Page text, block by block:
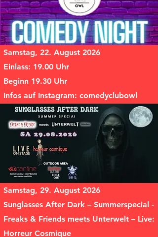
Samstag, 22. August 2026
Einlass: 19.00 Uhr
Beginn 19.30 Uhr
Infos auf Instagram: comedyclubowl
Samstag, 29. August 2026
Sunglasses After Dark – Summerspecial -
Freaks & Friends meets Unterwelt – Live:
Horreur Cosmique